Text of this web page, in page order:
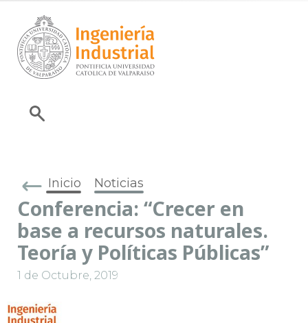
Inicio Noticias
Conferencia: “Crecer en
base a recursos naturales.
Teoría y Políticas Públicas”
1 de Octubre, 2019